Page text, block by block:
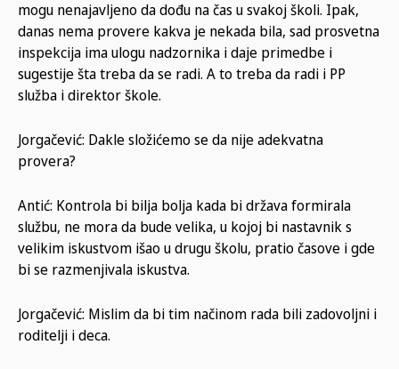
mogu nenajavljeno da dođu na čas u svakoj školi. Ipak,
danas nema provere kakva je nekada bila, sad prosvetna
inspekcija ima ulogu nadzornika i daje primedbe i
sugestije šta treba da se radi. A to treba da radi i PP
služba i direktor škole.
Jorgačević: Dakle složićemo se da nije adekvatna
provera?
Antić: Kontrola bi bilja bolja kada bi država formirala
službu, ne mora da bude velika, u kojoj bi nastavnik s
velikim iskustvom išao u drugu školu, pratio časove i gde
bi se razmenjivala iskustva.
Jorgačević: Mislim da bi tim načinom rada bili zadovoljni i
roditelji i deca.